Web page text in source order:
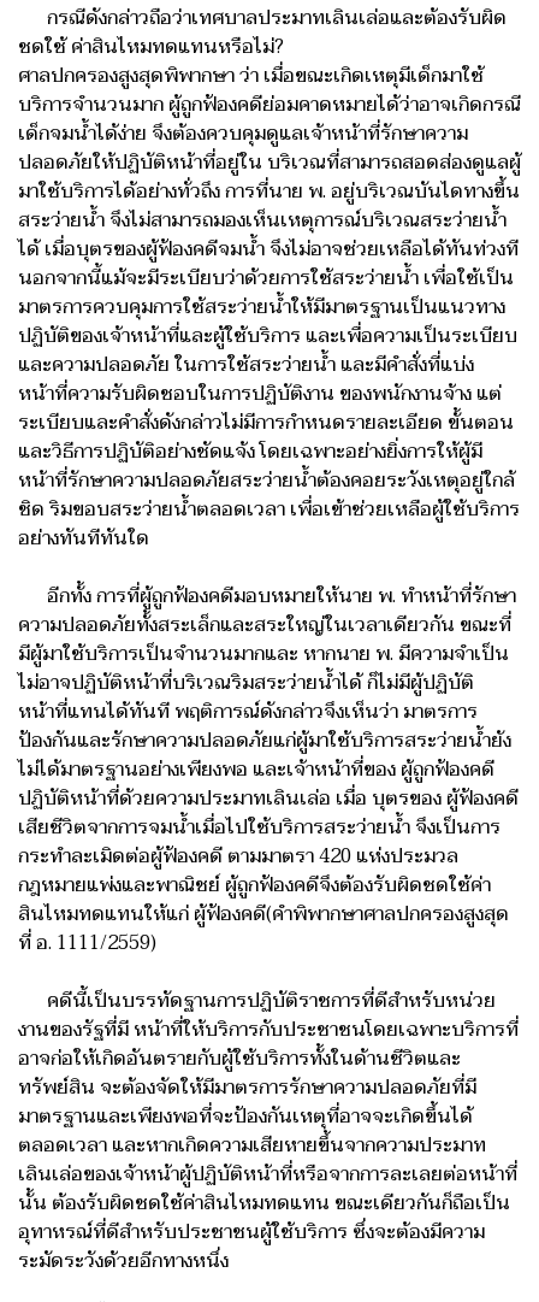
กรณีดังกล่าวถือว่าเทศบาลประมาทเลินเล่อและต้องรับผิด
ชดใช้ ค่าสินไหมทดแทนหรือไม่?
ศาลปกครองสูงสุดพิพากษา ว่า เมื่อขณะเกิดเหตุมีเด็กมาใช้
บริการจำนวนมาก ผู้ถูกฟ้องคดีย่อมคาดหมายได้ว่าอาจเกิดกรณี
เด็กจมน้ำได้ง่าย จึงต้องควบคุมดูแลเจ้าหน้าที่รักษาความ
ปลอดภัยให้ปฏิบัติหน้าที่อยู่ใน บริเวณที่สามารถสอดส่องดูแลผู้
มาใช้บริการได้อย่างทั่วถึง การที่นาย พ. อยู่บริเวณบันไดทางขึ้น
สระว่ายน้ำ จึงไม่สามารถมองเห็นเหตุการณ์บริเวณสระว่ายน้ำ
ได้ เมื่อบุตรของผู้ฟ้องคดีจมน้ำ จึงไม่อาจช่วยเหลือได้ทันท่วงที
นอกจากนี้แม้จะมีระเบียบว่าด้วยการใช้สระว่ายน้ำ เพื่อใช้เป็น
มาตรการควบคุมการใช้สระว่ายน้ำให้มีมาตรฐานเป็นแนวทาง
ปฏิบัติของเจ้าหน้าที่และผู้ใช้บริการ และเพื่อความเป็นระเบียบ
และความปลอดภัย ในการใช้สระว่ายน้ำ และมีคำสั่งที่แบ่ง
หน้าที่ความรับผิดชอบในการปฏิบัติงาน ของพนักงานจ้าง แต่
ระเบียบและคำสั่งดังกล่าวไม่มีการกำหนดรายละเอียด ขั้นตอน
และวิธีการปฏิบัติอย่างชัดแจ้ง โดยเฉพาะอย่างยิ่งการให้ผู้มี
หน้าที่รักษาความปลอดภัยสระว่ายน้ำต้องคอยระวังเหตุอยู่ใกล้
ชิด ริมขอบสระว่ายน้ำตลอดเวลา เพื่อเข้าช่วยเหลือผู้ใช้บริการ
อย่างทันทีทันใด
อีกทั้ง การที่ผู้ถูกฟ้องคดีมอบหมายให้นาย พ. ทำหน้าที่รักษา
ความปลอดภัยทั้งสระเล็กและสระใหญ่ในเวลาเดียวกัน ขณะที่
มีผู้มาใช้บริการเป็นจำนวนมากและ หากนาย พ. มีความจำเป็น
ไม่อาจปฏิบัติหน้าที่บริเวณริมสระว่ายน้ำได้ ก็ไม่มีผู้ปฏิบัติ
หน้าที่แทนได้ทันที พฤติการณ์ดังกล่าวจึงเห็นว่า มาตรการ
ป้องกันและรักษาความปลอดภัยแก่ผู้มาใช้บริการสระว่ายน้ำยัง
ไม่ได้มาตรฐานอย่างเพียงพอ และเจ้าหน้าที่ของ ผู้ถูกฟ้องคดี
ปฏิบัติหน้าที่ด้วยความประมาทเลินเล่อ เมื่อ บุตรของ ผู้ฟ้องคดี
เสียชีวิตจากการจมน้ำเมื่อไปใช้บริการสระว่ายน้ำ จึงเป็นการ
กระทำละเมิดต่อผู้ฟ้องคดี ตามมาตรา 420 แห่งประมวล
กฎหมายแพ่งและพาณิชย์ ผู้ถูกฟ้องคดีจึงต้องรับผิดชดใช้ค่า
สินไหมทดแทนให้แก่ ผู้ฟ้องคดี(คำพิพากษาศาลปกครองสูงสุด
ที่ อ. 1111/2559)
คดีนี้เป็นบรรทัดฐานการปฏิบัติราชการที่ดีสำหรับหน่วย
งานของรัฐที่มี หน้าที่ให้บริการกับประชาชนโดยเฉพาะบริการที่
อาจก่อให้เกิดอันตรายกับผู้ใช้บริการทั้งในด้านชีวิตและ
ทรัพย์สิน จะต้องจัดให้มีมาตรการรักษาความปลอดภัยที่มี
มาตรฐานและเพียงพอที่จะป้องกันเหตุที่อาจจะเกิดขึ้นได้
ตลอดเวลา และหากเกิดความเสียหายขึ้นจากความประมาท
เลินเล่อของเจ้าหน้าผู้ปฏิบัติหน้าที่หรือจากการละเลยต่อหน้าที่
นั้น ต้องรับผิดชดใช้ค่าสินไหมทดแทน ขณะเดียวกันก็ถือเป็น
อุทาหรณ์ที่ดีสำหรับประชาชนผู้ใช้บริการ ซึ่งจะต้องมีความ
ระมัดระวังด้วยอีกทางหนึ่ง